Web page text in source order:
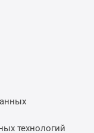
технологий